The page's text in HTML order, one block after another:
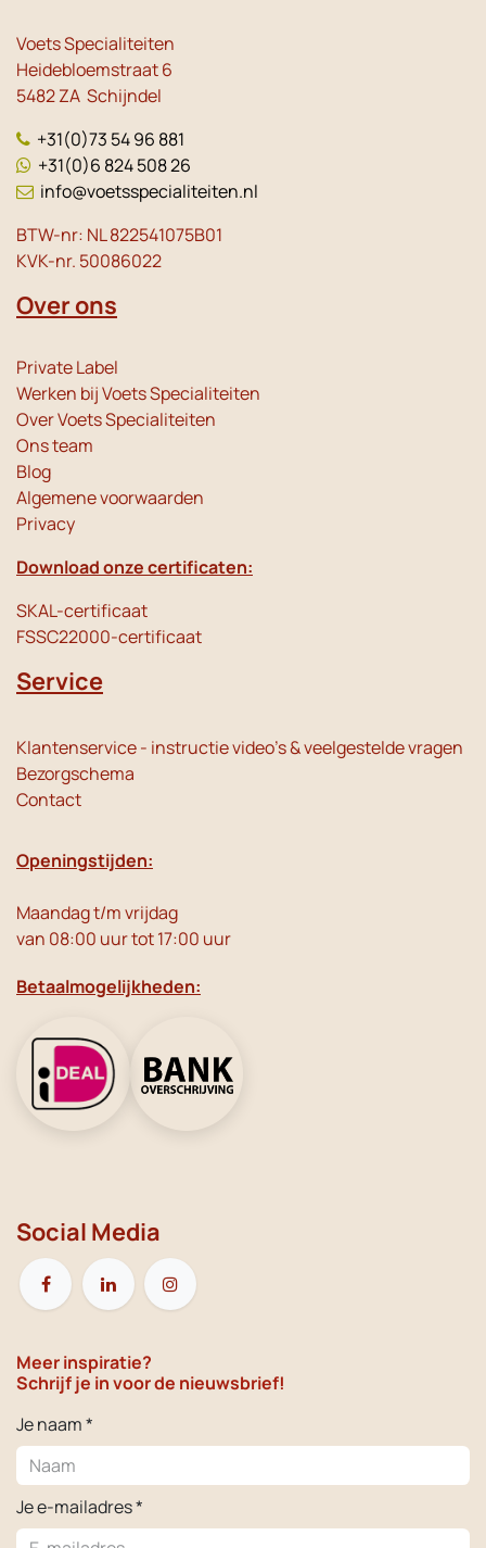
Voets Specialiteiten
Heidebloemstraat 6
5482 ZA Schijndel
+31(0)73 54 96 881
+31(0)6 824 508 26
info@voetsspecialiteiten.nl
BTW-nr: NL 822541075B01
KVK-nr. 50086022
Over ons
Private Label
Werken bij Voets Specialiteiten
Over Voets Specialiteiten
Ons team
Blog
Algemene voorwaarden
Privacy
Download onze certificaten:
SKAL-certificaat
FSSC22000-certificaat
Service
Klantenservice - instructie video's & veelgestelde vragen
Bezorgschema
Contact
Openingstijden:
Maandag t/m vrijdag
van 08:00 uur tot 17:00 uur
Betaalmogelijkheden:
Social Media
Meer inspiratie?
Schrijf je in voor de nieuwsbrief!
Je naam *
Je e-mailadres *